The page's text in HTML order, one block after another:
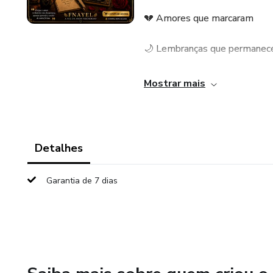
💔 Amores que marcaram
🌙 Lembranças que
💫 Sentimentos que ainda
Mostrar mais
Detalhes
Garantia de 7 dias